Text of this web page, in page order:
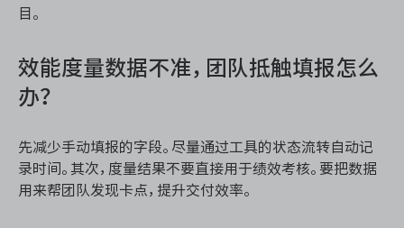
目。
效能度量数据不准，团队抵触填报怎么
办？
先减少手动填报的字段。尽量通过工具的状态流转自动记
录时间。其次，度量结果不要直接用于绩效考核。要把数据
用来帮团队发现卡点，提升交付效率。